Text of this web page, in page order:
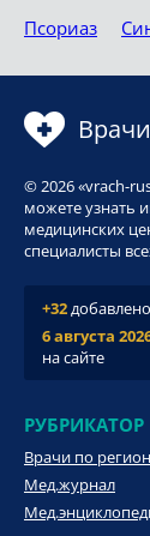
Псориаз
© 2026 «vrach-
можете узнать
медицинских
специалисты
+32
6 августа
на сайте
РУБРИКАТОР
Врачи по
Мед.журнал